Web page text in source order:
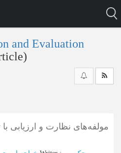
and Evaluation
مولفه‌های نظارت و ارزیابی با